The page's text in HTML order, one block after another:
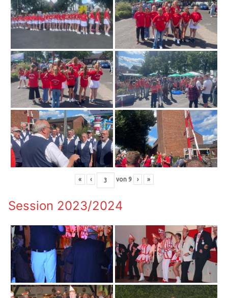
« ‹ von 9 › »
Session 2023/2024